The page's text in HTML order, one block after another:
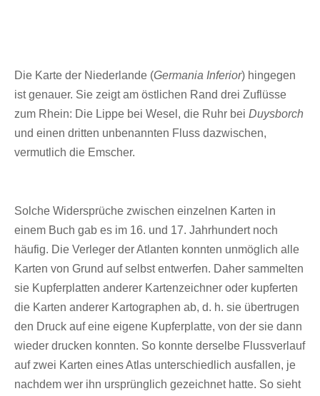
Die Karte der Niederlande (Germania Inferior) hingegen
ist genauer. Sie zeigt am östlichen Rand drei Zuflüsse
zum Rhein: Die Lippe bei Wesel, die Ruhr bei Duysborch
und einen dritten unbenannten Fluss dazwischen,
vermutlich die Emscher.
Solche Widersprüche zwischen einzelnen Karten in
einem Buch gab es im 16. und 17. Jahrhundert noch
häufig. Die Verleger der Atlanten konnten unmöglich alle
Karten von Grund auf selbst entwerfen. Daher sammelten
sie Kupferplatten anderer Kartenzeichner oder kupferten
die Karten anderer Kartographen ab, d. h. sie übertrugen
den Druck auf eine eigene Kupferplatte, von der sie dann
wieder drucken konnten. So konnte derselbe Flussverlauf
auf zwei Karten eines Atlas unterschiedlich ausfallen, je
nachdem wer ihn ursprünglich gezeichnet hatte. So sieht